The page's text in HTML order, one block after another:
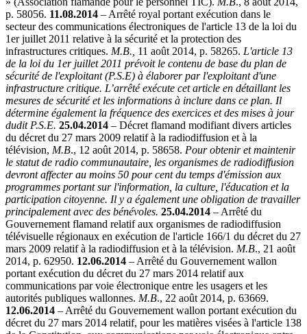
p. 58056. 11.08.2014 – Arrêté royal portant exécution dans le
secteur des communications électroniques de l'article 13 de la loi du
1er juillet 2011 relative à la sécurité et la protection des
infrastructures critiques. M.B., 11 août 2014, p. 58265. L'article 13
de la loi du 1er juillet 2011 prévoit le contenu de base du plan de
sécurité de l'exploitant (P.S.E) à élaborer par l'exploitant d'une
infrastructure critique. L’arrêté exécute cet article en détaillant les
mesures de sécurité et les informations à inclure dans ce plan. Il
détermine également la fréquence des exercices et des mises à jour
dudit P.S.E. 25.04.2014 – Décret flamand modifiant divers articles
du décret du 27 mars 2009 relatif à la radiodiffusion et à la
télévision, M.B., 12 août 2014, p. 58658. Pour obtenir et maintenir
le statut de radio communautaire, les organismes de radiodiffusion
devront affecter au moins 50 pour cent du temps d'émission aux
programmes portant sur l'information, la culture, l'éducation et la
participation citoyenne. Il y a également une obligation de travailler
principalement avec des bénévoles. 25.04.2014 – Arrêté du
Gouvernement flamand relatif aux organismes de radiodiffusion
télévisuelle régionaux en exécution de l'article 166/1 du décret du 27
mars 2009 relatif à la radiodiffusion et à la télévision. M.B., 21 août
2014, p. 62950. 12.06.2014 – Arrêté du Gouvernement wallon
portant exécution du décret du 27 mars 2014 relatif aux
communications par voie électronique entre les usagers et les
autorités publiques wallonnes. M.B., 22 août 2014, p. 63669.
12.06.2014 – Arrêté du Gouvernement wallon portant exécution du
décret du 27 mars 2014 relatif, pour les matières visées à l'article 138